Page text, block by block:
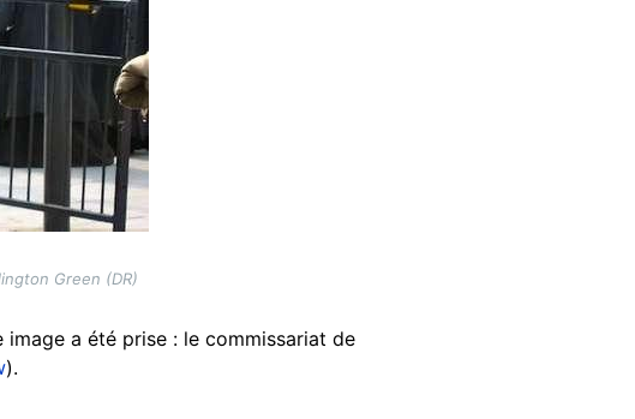
Green (DR)
a été prise : le commissariat de
).